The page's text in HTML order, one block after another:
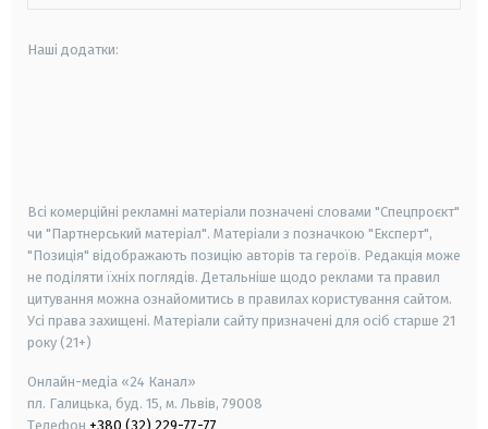
Наші додатки:
Всі комерційні рекламні матеріали позначені словами "Спецпроєкт"
чи "Партнерський матеріал". Матеріали з позначкою "Експерт",
"Позиція" відображають позицію авторів та героїв. Редакція може
не поділяти їхніх поглядів. Детальніше щодо реклами та правил
цитування можна ознайомитись в правилах користування сайтом.
Усі права захищені. Матеріали сайту призначені для осіб старше 21
року (21+)
Онлайн-медіа «24 Канал»
пл. Галицька, буд. 15, м. Львів, 79008
Телефон +380 (32) 229-77-77